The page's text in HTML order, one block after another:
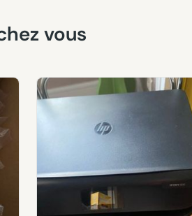
vous